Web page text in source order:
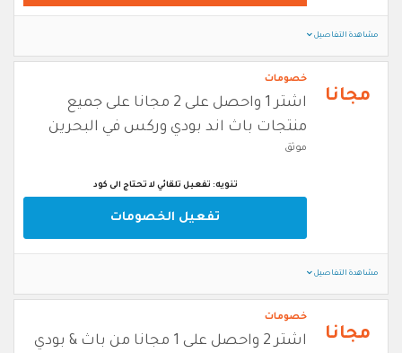
مشاهدة التفاصيل
مجانا
خصومات
اشتر 1 واحصل على 2 مجانا على جميع
منتجات باث اند بودي وركس في البحرين
موثق
تنويه: تفعيل تلقائي لا تحتاج الى كود
تفعيل الخصومات
مشاهدة التفاصيل
مجانا
خصومات
اشتر 2 واحصل على 1 مجانا من باث & بودي